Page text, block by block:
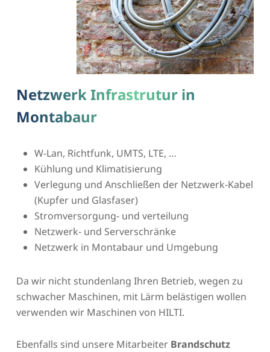
Netzwerk Infrastrutur in
Montabaur
W-Lan, Richtfunk, UMTS, LTE, …
Kühlung und Klimatisierung
Verlegung und Anschließen der Netzwerk-Kabel
(Kupfer und Glasfaser)
Stromversorgung- und verteilung
Netzwerk- und Serverschränke
Netzwerk in Montabaur und Umgebung
Da wir nicht stundenlang Ihren Betrieb, wegen zu
schwacher Maschinen, mit Lärm belästigen wollen
verwenden wir Maschinen von HILTI.
Ebenfalls sind unsere Mitarbeiter Brandschutz